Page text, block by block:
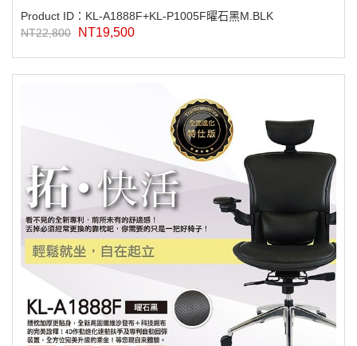
Product ID：KL-A1888F+KL-P1005F曜石黑M.BLK
NT22,800
NT19,500